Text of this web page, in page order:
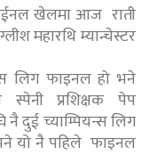
खेलमा आज राती
महारथि म्यान्चेस्टर
लिग फाइनल हो भने
स्पेनी प्रशिक्षक पेप
नै दुई च्याम्पियन्स लिग
यो नै पहिले फाइनल